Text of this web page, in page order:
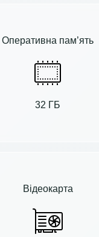
Оперативна пам’ять
32 ГБ
Відеокарта